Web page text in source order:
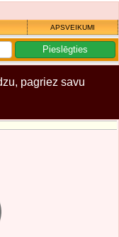
APSVEIKUMI
pagriez savu